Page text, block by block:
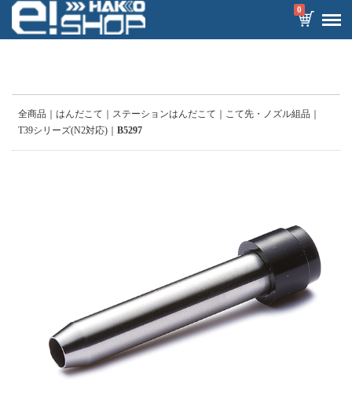
0
全商品 はんだこて ステーションはんだこて
こて先・ノズル組品
T39シリーズ(N2対応)
B5297